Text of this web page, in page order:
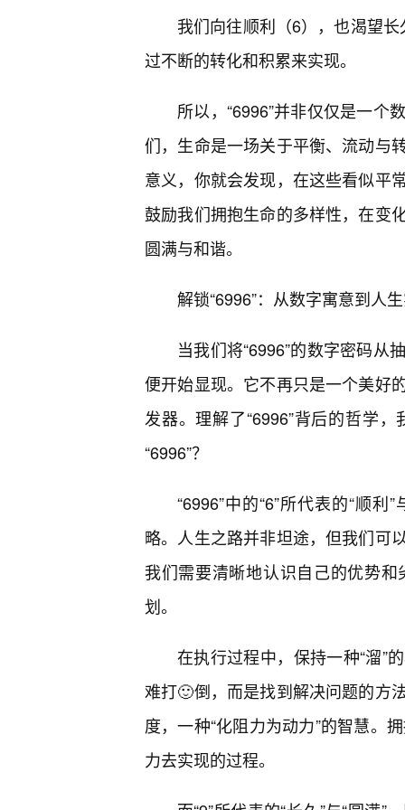
我们向往顺利（6），也渴望
过不断的转化和积累来实现。
所以，“6996”并非仅仅是一个
们，生命是一场关于平衡、流动与
意义，你就会发现，在这些看似平
鼓励我们拥抱生命的多样性，在变
圆满与和谐。
解锁“6996”：从数字寓意到人
当我们将“6996”的数字密码从
便开始显现。它不再只是一个美好
发器。理解了“6996”背后的哲学
“6996”？
“6996”中的“6”所代表的“顺
略。人生之路并非坦途，但我们可
我们需要清晰地认识自己的优势
划。
在执行过程中，保持一种“溜”
难打🙂倒，而是找到解决问题的方
度，一种“化阻力为动力”的智慧。
力去实现的过程。